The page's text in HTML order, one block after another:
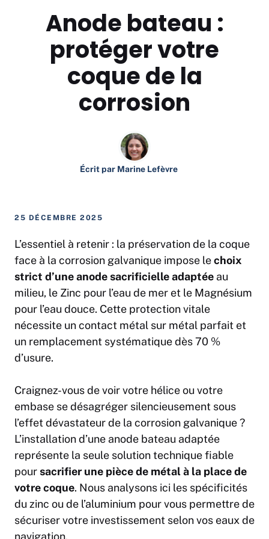
Anode bateau :
protéger votre
coque de la
corrosion
Écrit par Marine Lefèvre
25 DÉCEMBRE 2025
L’essentiel à retenir : la préservation de la coque
face à la corrosion galvanique impose lechoix
strict d’une anode sacrificielle adaptée au
milieu, le Zinc pour l’eau de mer et le Magnésium
pour l’eau douce. Cette protection vitale
nécessite un contact métal sur métal parfait et
un remplacement systématique dès 70 %
d’usure.
Craignez-vous de voir votre hélice ou votre
embase se désagréger silencieusement sous
l’effet dévastateur de la corrosion galvanique ?
L’installation d’une anode bateau adaptée
représente la seule solution technique fiable
poursacrifier une pièce de métal à la place de
votre coque. Nous analysons ici les spécificités
du zinc ou de l’aluminium pour vous permettre de
sécuriser votre investissement selon vos eaux de
navigation.